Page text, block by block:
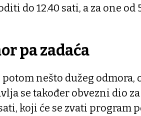
do 12.40 sati, a za one od
pa zadaća
nešto dužeg odmora,
se također obvezni dio
koji će se zvati program